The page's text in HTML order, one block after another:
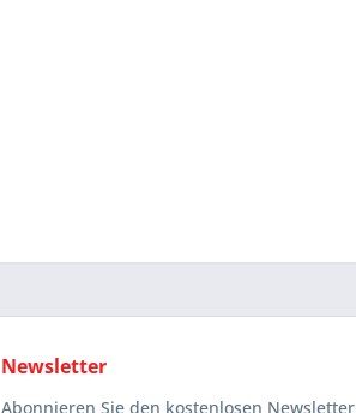
Newsletter
Abonnieren Sie den kostenlosen Newsletter